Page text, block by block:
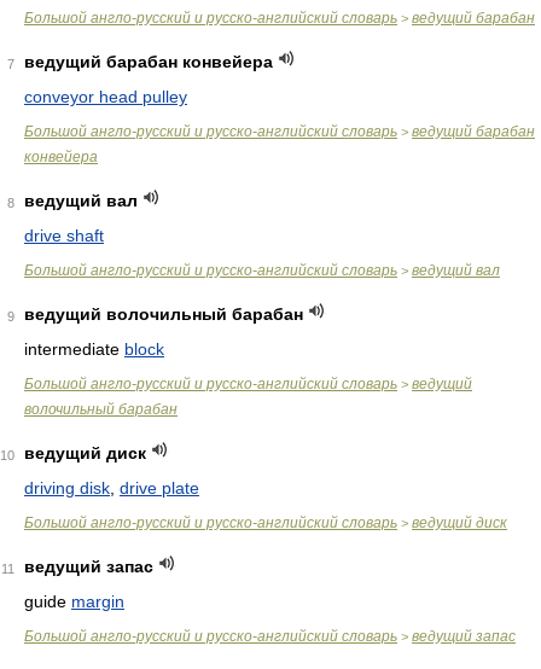
Большой англо-русский и русско-английский словарь > ведущий барабан
7
ведущий барабан конвейера
conveyor head pulley
Большой англо-русский и русско-английский словарь > ведущий барабан
конвейера
8
ведущий вал
drive shaft
Большой англо-русский и русско-английский словарь > ведущий вал
9
ведущий волочильный барабан
intermediate block
Большой англо-русский и русско-английский словарь > ведущий
волочильный барабан
10
ведущий диск
driving disk drive plate
Большой англо-русский и русско-английский словарь > ведущий диск
11
ведущий запас
guide margin
Большой англо-русский и русско-английский словарь > ведущий запас